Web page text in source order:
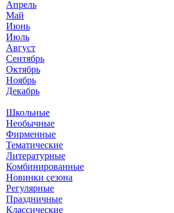
Апрель
Май
Июнь
Июль
Август
Сентябрь
Октябрь
Ноябрь
Декабрь
Школьные
Необычные
Фирменные
Тематические
Литературные
Комбинированные
Новинки сезона
Регулярные
Праздничные
Классические